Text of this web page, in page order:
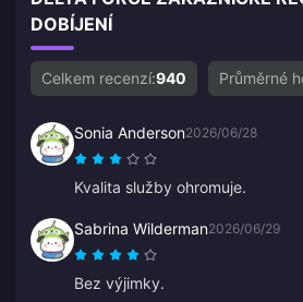
DOBÍJENÍ
Celkem recenzí:940 Průměrné
Sonia Anderson2026/06/28
Kvalita služby ohromuje.
Sabrina Wilderman2026/06/29
Bez výjimky.